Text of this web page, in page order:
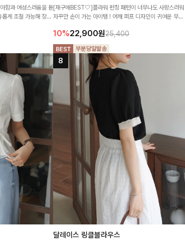
함과 여성스러움을 돋
게 조절 가능해 장점
[재구매BEST🤍]플라워 펀칭 패턴이 너무나도 사랑스러워
자꾸만 손이 가는 아이템 ! 어깨 퍼프 디자인이 귀여운 무드
10%22,900원25,400
달레이스 링클블라우스